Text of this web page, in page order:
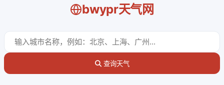
bwypr天气网
查询天气